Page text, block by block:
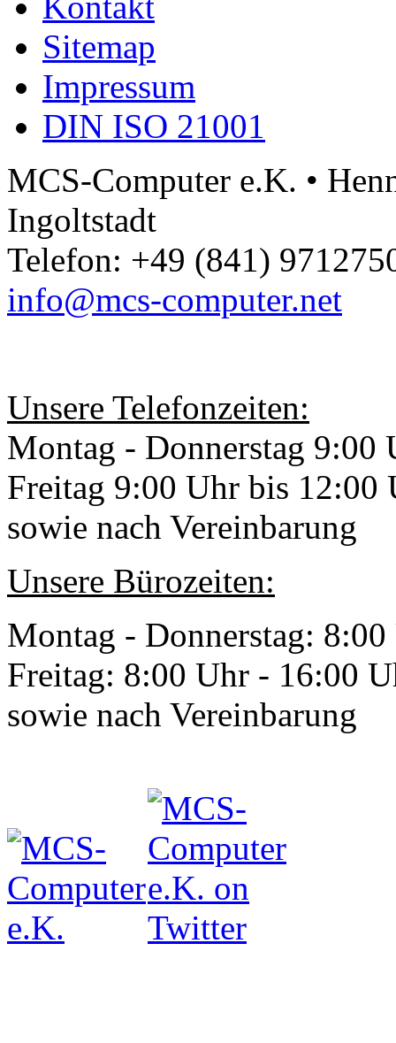
Sitemap
Impressum
DIN ISO 21001
MCS-Computer e.K. •
Ingoltstadt
Telefon: +49 (841)
info@mcs-computer.net
Unsere Telefonzeiten:
Montag - Donnerstag
Freitag 9:00 Uhr bis 12:00
sowie nach Vereinbarung
Unsere Bürozeiten:
Montag - Donnerstag:
Freitag: 8:00 Uhr - 16:00
sowie nach Vereinbarung